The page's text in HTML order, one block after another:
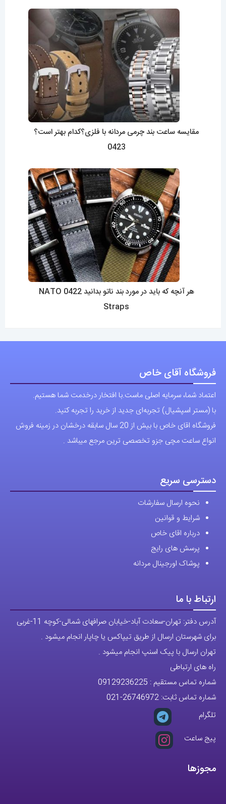
مقایسه ساعت بند چرمی مردانه با فلزی؟کدام بهتر است؟
0423
هر آنچه که باید در مورد بند ناتو بدانید 0422 NATO
Straps
فروشگاه آقای خاص
اعتماد شما، سرمایه اصلی ماست.با افتخار درخدمت شما هستیم.
با (مستر اسپشیال) تجربه‌ای جدید از خرید را تجربه کنید.
فروشگاه اقای خاص با بیش از 20 سال سابقه درخشان در زمینه فروش
انواع ساعت مچی جزو تخصصی ترین مرجع میباشد .
دسترسی سریع
نحوه ارسال سفارشات
شرایط و قوانین
درباره اقای خاص
پرسش های رایج
پوشاک اورجینال مردانه
ارتباط با ما
آدرس دفتر: تهران-سعادت آباد-خیابان صرافهای شمالی-کوچه 11-غربی
برای شهرستان ارسال از طریق تیپاکس یا چاپار انجام میشود .
تهران ارسال با پیک اسنپ انجام میشود .
راه های ارتباطی
شماره تماس مستقیم : 09129236225
شماره تماس ثابت: 26746972
-021
تلگرام
پیج ساعت
مجوزها